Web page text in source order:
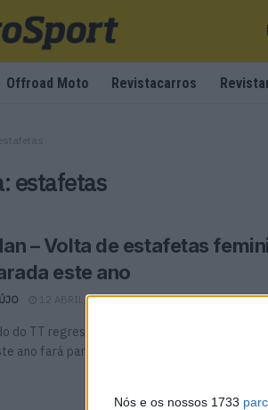
Nós e os nossos 1733
Offroad Moto Revistacarros
estafetas
– Volta de estafetas
este ano
12 ABRIL, 2026 0
do TT regressará no domingo, dia 31 de maio
ano fará parte ...